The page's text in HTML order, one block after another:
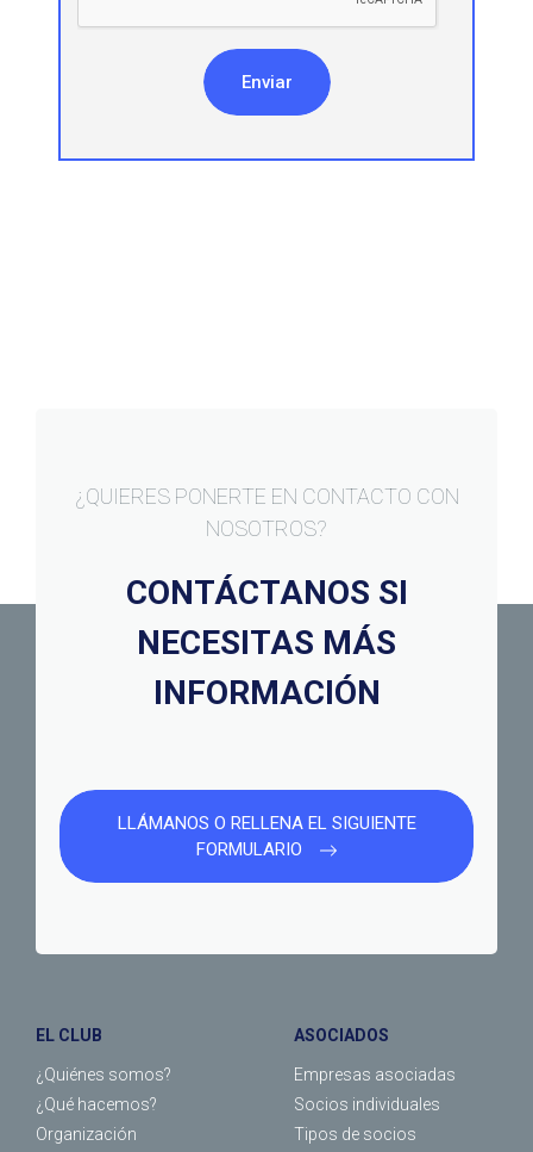
Enviar
¿QUIERES PONERTE EN CONTACTO CON
NOSOTROS?
CONTÁCTANOS SI
NECESITAS MÁS
INFORMACIÓN
LLÁMANOS O RELLENA EL SIGUIENTE
FORMULARIO
EL CLUB
¿Quiénes somos?
¿Qué hacemos?
Organización
ASOCIADOS
Empresas asociadas
Socios individuales
Tipos de socios